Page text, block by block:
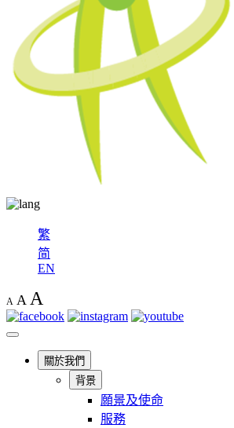
繁
简
EN
A A A
關於我們
背景
願景及使命
服務